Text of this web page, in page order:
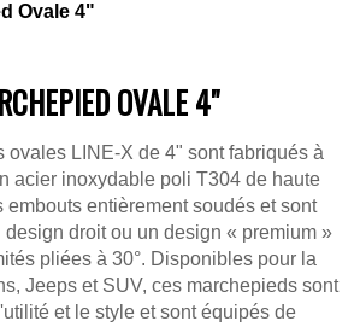
Ovale 4"
OVALE 4"
ovales LINE-X de 4" sont fabriqués à
acier inoxydable poli T304 de haute
embouts entièrement soudés et sont
design droit ou un design « premium »
pliées à 30°. Disponibles pour la
Jeeps et SUV, ces marchepieds sont
et le style et sont équipés de